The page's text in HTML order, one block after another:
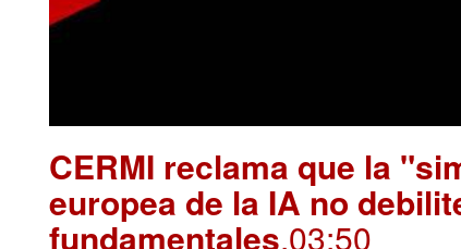
CERMI reclama que la
europea de la IA no
fundamentales.03:50